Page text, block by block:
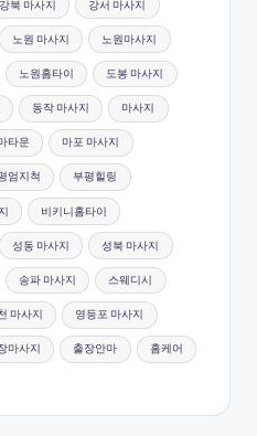
강북 마사지 강서 마사지
노원 마사지 노원마사지
노원홈타이 도봉 마사지
동작 마사지 마사지
타운 마포 마사지
엄지척 부평힐링
비키니홈타이
성동 마사지 성북 마사지
송파 마사지 스웨디시
마사지 영등포 마사지
마사지 출장안마 홈케어